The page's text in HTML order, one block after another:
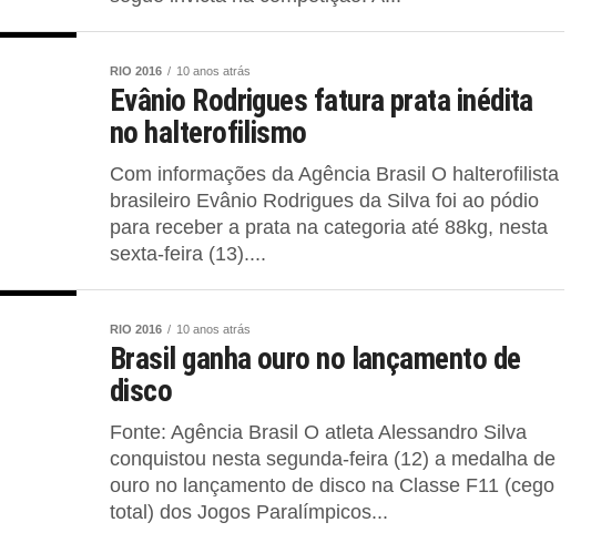
RIO 2016 10 anos atrás
Evânio Rodrigues fatura prata inédita
no halterofilismo
Com informações da Agência Brasil O halterofilista
brasileiro Evânio Rodrigues da Silva foi ao pódio
para receber a prata na categoria até 88kg, nesta
sexta-feira (13)....
RIO 2016 10 anos atrás
Brasil ganha ouro no lançamento de
disco
Fonte: Agência Brasil O atleta Alessandro Silva
conquistou nesta segunda-feira (12) a medalha de
ouro no lançamento de disco na Classe F11 (cego
total) dos Jogos Paralímpicos...